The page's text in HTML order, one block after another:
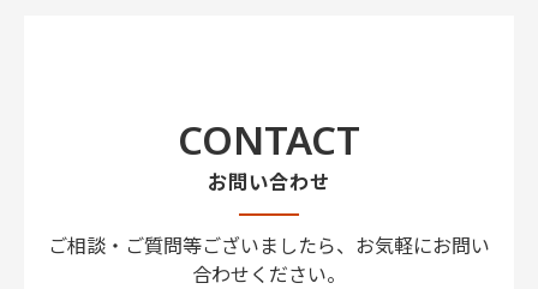
CONTACT
お問い合わせ
ご相談・ご質問等ございましたら、 お気軽にお問い
合わせください。